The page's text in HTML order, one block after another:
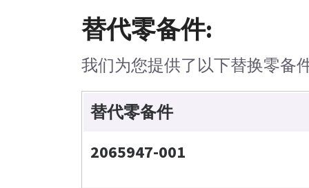
替代零备件:
我们为您提供了以下替换零备
替代零备件
2065947-001